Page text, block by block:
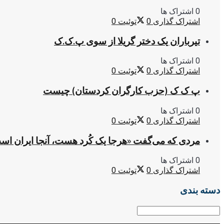
0 اشتراک ها
اشتراک گذاری 0 توئیت 0
تیرباران یک دختر گریلا از سوی پ.ک.ک
0 اشتراک ها
اشتراک گذاری 0 توئیت 0
پ ک ک (حزب کارگران کردستان) چیست
0 اشتراک ها
اشتراک گذاری 0 توئیت 0
مردی که می‌گفت «هرجا یک کُرد هست، آنجا ایران
0 اشتراک ها
اشتراک گذاری 0 توئیت 0
دسته بندی
دسته